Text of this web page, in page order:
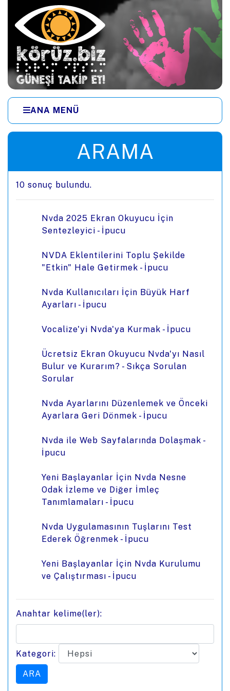
Ana içeriğe zıpla
ANA MENÜ
ARAMA
10 sonuç bulundu.
Nvda 2025 Ekran Okuyucu İçin
Sentezleyici - İpucu
NVDA Eklentilerini Toplu Şekilde
"Etkin" Hale Getirmek - İpucu
Nvda Kullanıcıları İçin Büyük Harf
Ayarları - İpucu
Vocalize'yi Nvda'ya Kurmak - İpucu
Ücretsiz Ekran Okuyucu Nvda'yı Nasıl
Bulur ve Kurarım? - Sıkça Sorulan
Sorular
Nvda Ayarlarını Düzenlemek ve Önceki
Ayarlara Geri Dönmek - İpucu
Nvda ile Web Sayfalarında Dolaşmak -
İpucu
Yeni Başlayanlar İçin Nvda Nesne
Odak İzleme ve Diğer İmleç
Tanımlamaları - İpucu
Nvda Uygulamasının Tuşlarını Test
Ederek Öğrenmek - İpucu
Yeni Başlayanlar İçin Nvda Kurulumu
ve Çalıştırması - İpucu
Anahtar kelime(ler):
Kategori:
Menüye zıpla